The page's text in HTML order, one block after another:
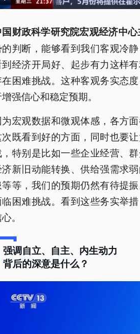
国财政科学研究院宏观经济中
判断，能够看到我们客观冷
经济开局好、起步有力这样
困难挑战。这种客观务实态
强信心和稳定预期。
为宏观数据和微观体感，各方
既看到好的方面，同时也要
特别是比如一些企业经营、
新旧动能转换、供给强需求
等等，我们的预期仍然有待提
困难挑战。看到这些务实举
。
强调自立、自主、内生动力
背后的深意是什么？